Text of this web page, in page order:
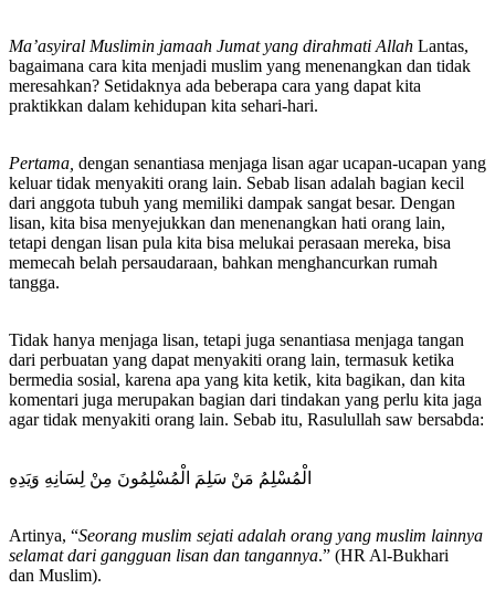
Ma’asyiral Muslimin jamaah Jumat yang dirahmati Allah Lantas,
bagaimana cara kita menjadi muslim yang menenangkan dan tidak
meresahkan? Setidaknya ada beberapa cara yang dapat kita
praktikkan dalam kehidupan kita sehari-hari.
Pertama, dengan senantiasa menjaga lisan agar ucapan-ucapan yang
keluar tidak menyakiti orang lain. Sebab lisan adalah bagian kecil
dari anggota tubuh yang memiliki dampak sangat besar. Dengan
lisan, kita bisa menyejukkan dan menenangkan hati orang lain,
tetapi dengan lisan pula kita bisa melukai perasaan mereka, bisa
memecah belah persaudaraan, bahkan menghancurkan rumah
tangga.
Tidak hanya menjaga lisan, tetapi juga senantiasa menjaga tangan
dari perbuatan yang dapat menyakiti orang lain, termasuk ketika
bermedia sosial, karena apa yang kita ketik, kita bagikan, dan kita
komentari juga merupakan bagian dari tindakan yang perlu kita jaga
agar tidak menyakiti orang lain. Sebab itu, Rasulullah saw bersabda:
الْمُسْلِمُ مَنْ سَلِمَ الْمُسْلِمُونَ مِنْ لِسَانِهِ وَيَدِهِ
Artinya, “Seorang muslim sejati adalah orang yang muslim lainnya
selamat dari gangguan lisan dan tangannya.” (HR Al-Bukhari
dan Muslim).